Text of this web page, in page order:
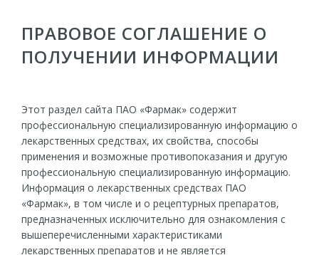
МЕНЮ
Рецептурный препарат
Октра®
ПРАВОВОЕ СОГЛАШЕНИЕ О
ПОЛУЧЕНИИ ИНФОРМАЦИИ
Этот раздел сайта ПАО «Фармак» содержит
профессиональную специализированную информацию о
лекарственных средствах, их свойства, способы
применения и возможные противопоказания и другую
профессиональную специализированную информацию.
Информация о лекарственных средствах ПАО
«Фармак», в том числе и о рецептурных препаратов,
предназначенных исключительно для ознакомления с
вышеперечисленными характеристиками
лекарственных препаратов и не является